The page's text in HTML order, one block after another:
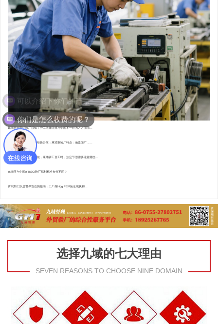
越南社会责任验厂须知：劳工法律法规与中国不一样的方方面面...
东南亚资深验厂顾问的经验分享：柬埔寨验厂特点 : 涵盖面广，...
直赴柬埔寨，为验厂护航，柬埔寨工资工时，法定节假需要注意哪些...
东南亚与中国的BSCI验厂福利标准有何不同？
纺织加工跃居世界首位的越南：工厂做Higg FEM验证现状和...
选择九域的七大理由
SEVEN REASONS TO CHOOSE NINE DOMAIN
你们是怎么收费的呢？